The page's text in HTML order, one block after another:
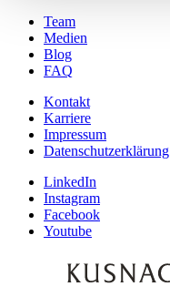
Team
Medien
Blog
FAQ
Kontakt
Karriere
Impressum
Datenschutzerklärung
LinkedIn
Instagram
Facebook
Youtube